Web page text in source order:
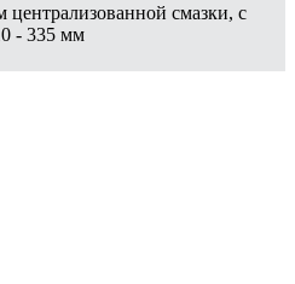
централизованной смазки, с
- 335 мм